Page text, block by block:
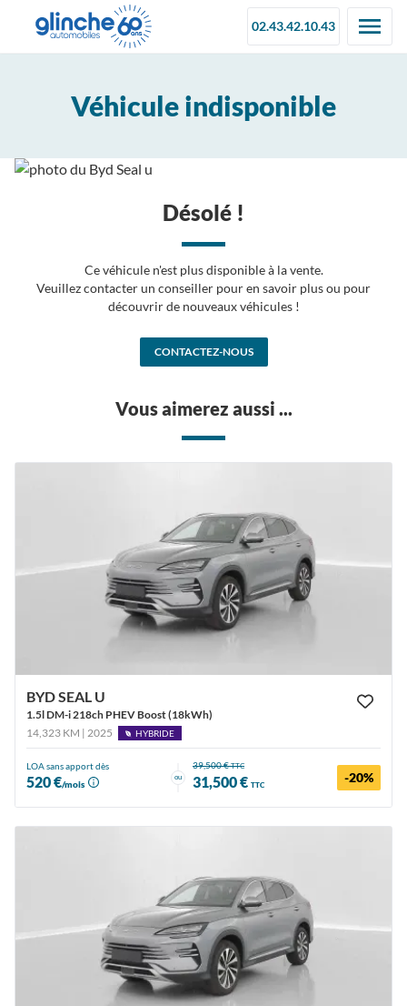
02.43.42.10.43
Véhicule indisponible
Désolé !
Ce véhicule n'est plus disponible à la vente.
Veuillez contacter un conseiller pour en savoir plus ou pour
découvrir de nouveaux véhicules !
CONTACTEZ-NOUS
Vous aimerez aussi ...
BYD SEAL U
1.5l DM-i 218ch PHEV Boost (18kWh)
14,323 KM | 2025
HYBRIDE
LOA sans apport dès
520 €/mois
ou
39,500 €TTC
31,500 € TTC -20%